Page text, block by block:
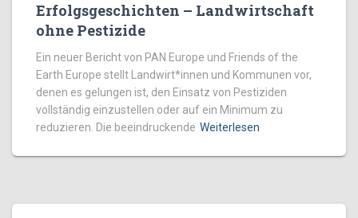
Erfolgsgeschichten – Landwirtschaft
ohne Pestizide
Ein neuer Bericht von PAN Europe und Friends of the
Earth Europe stellt Landwirt*innen und Kommunen vor,
denen es gelungen ist, den Einsatz von Pestiziden
vollständig einzustellen oder auf ein Minimum zu
reduzieren. Die beeindruckende Weiterlesen